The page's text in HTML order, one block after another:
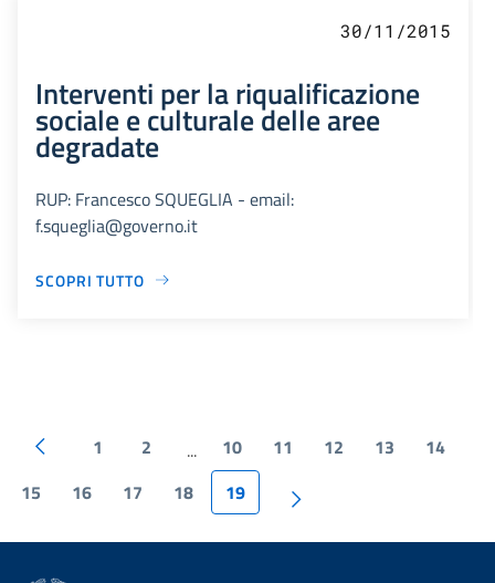
30/11/2015
Interventi per la riqualificazione
sociale e culturale delle aree
degradate
RUP: Francesco SQUEGLIA - email:
f.squeglia@governo.it
SCOPRI TUTTO
1 2 ... 10 11 12 13
14
15
16 17 18 19